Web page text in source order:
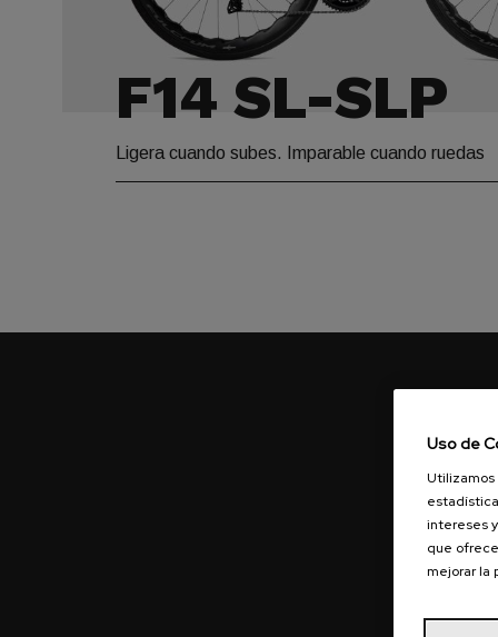
F14 SL-SLP
Ligera cuando subes. Imparable cuando ruedas
Uso de
Utilizamos
intereses
que
mejorar la